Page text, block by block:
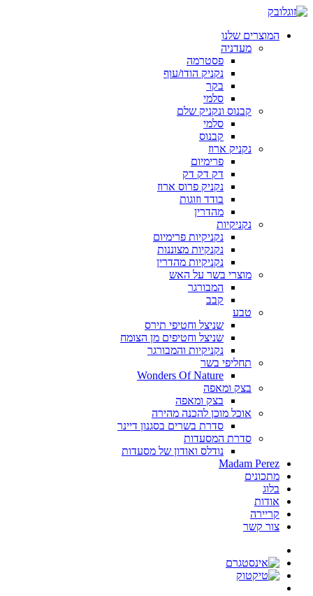
המוצרים שלנו
מעדניה
פסטרמה
נקניק הודו/עוף
בקר
סלמי
קבנוס ונקניק שלם
סלמי
קבנוס
נקניק ארוז
פרימיום
דק דק דק
נקניק פרוס ארוז
בודד וזוגות
מהדרין
נקניקיות
נקניקיות פרימיום
נקנקיות מצוננות
נקניקיות מהדרין
מוצרי בשר על האש
המבורגר
קבב
טבע
שניצל וחטיפי תירס
שניצל וחטיפים מן הצומח
נקניקיות והמבורגר
תחליפי בשר
Wonders Of Nature
בצק ומאפה
בצק ומאפה
אוכל מוכן להכנה מהירה
סדרת בשרים בסגנון דיינר
סדרת המסעדות
נודלס ואודון של מסעדות
Madam Perez
מתכונים
בלוג
אודות
קריירה
צור קשר